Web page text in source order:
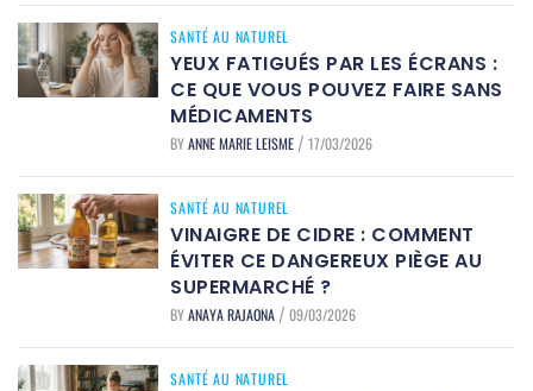
SANTÉ AU NATUREL
YEUX FATIGUÉS PAR LES ÉCRANS :
CE QUE VOUS POUVEZ FAIRE SANS
MÉDICAMENTS
BYANNE MARIE LEISME / 17/03/2026
SANTÉ AU NATUREL
VINAIGRE DE CIDRE : COMMENT
ÉVITER CE DANGEREUX PIÈGE AU
SUPERMARCHÉ ?
BYANAYA RAJAONA / 09/03/2026
SANTÉ AU NATUREL